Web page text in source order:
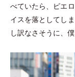
べていたら、ピエ
イスを落としてし
し訳なさそうに、